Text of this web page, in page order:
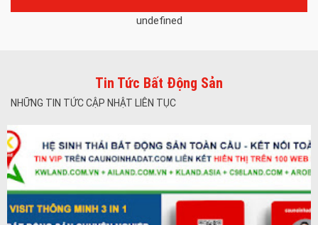
undefined
Tin Tức Bất Động Sản
NHỮNG TIN TỨC CẬP NHẬT LIÊN TỤC